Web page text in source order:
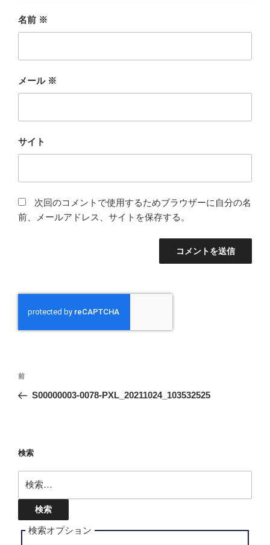
名前 ※
メール ※
サイト
次回のコメントで使用するためブラウザーに自分の名
前、メールアドレス、サイトを保存する。
投
ナ
ー
シ
ョ
ン
前
の
前
S00000003-0078-PXL_20211024_103532525
検索
索:
検索オプション